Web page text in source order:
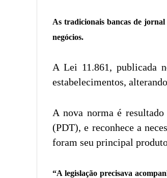
As tradicionais bancas de
negócios.
A Lei 11.861, publicada
estabelecimentos,
A nova norma é
(PDT), e reconhece a
foram seu principal
“A legislação precisava